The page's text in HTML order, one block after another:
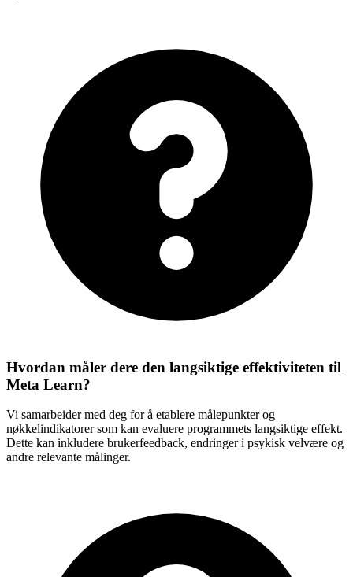
Hvordan måler dere den langsiktige effektiviteten til
Meta Learn?
Vi samarbeider med deg for å etablere målepunkter og
nøkkelindikatorer som kan evaluere programmets langsiktige effekt.
Dette kan inkludere brukerfeedback, endringer i psykisk velvære og
andre relevante målinger.